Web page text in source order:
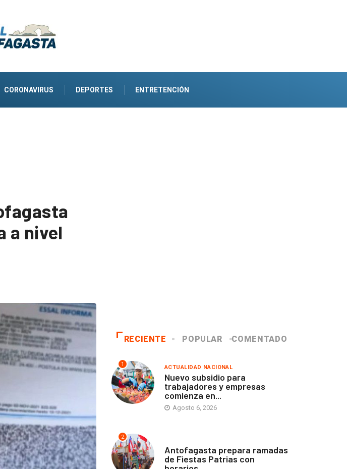
CORONAVIRUS DEPORTES ENTRETENCIÓN
a nivel
RECIENTE POPULAR COMENTADO
1 ACTUALIDAD NACIONAL
Nuevo subsidio para
trabajadores y empresas
comienza en...
Agosto 6, 2026
2
Antofagasta prepara ramadas
de Fiestas Patrias con